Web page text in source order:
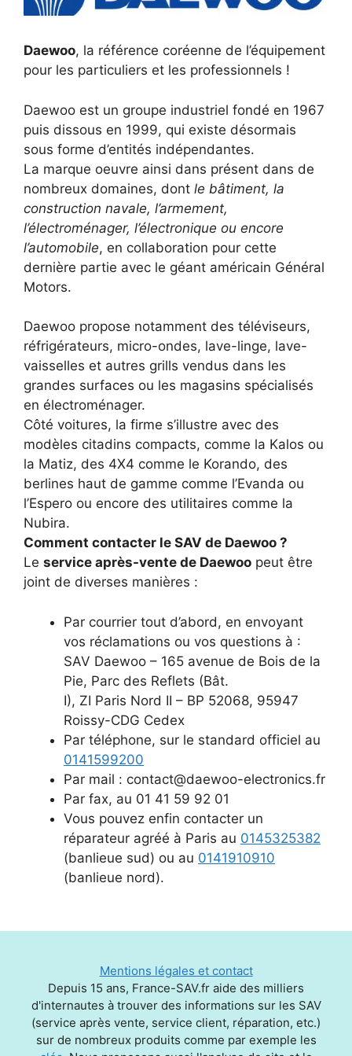
Daewoo, la référence coréenne de l’équipement
pour les particuliers et les professionnels !
Daewoo est un groupe industriel fondé en 1967
puis dissous en 1999, qui existe désormais
sous forme d’entités indépendantes.
La marque oeuvre ainsi dans présent dans de
nombreux domaines, dont le bâtiment, la
construction navale, l’armement,
l’électroménager, l’électronique ou encore
l’automobile, en collaboration pour cette
dernière partie avec le géant américain Général
Motors.
Daewoo propose notamment des téléviseurs,
réfrigérateurs, micro-ondes, lave-linge, lave-
vaisselles et autres grills vendus dans les
grandes surfaces ou les magasins spécialisés
en électroménager.
Côté voitures, la firme s’illustre avec des
modèles citadins compacts, comme la Kalos ou
la Matiz, des 4X4 comme le Korando, des
berlines haut de gamme comme l’Evanda ou
l’Espero ou encore des utilitaires comme la
Nubira.
Comment contacter le SAV de Daewoo ?
Le service après-vente de Daewoo peut être
joint de diverses manières :
Par courrier tout d’abord, en envoyant
vos réclamations ou vos questions à :
SAV Daewoo – 165 avenue de Bois de la
Pie, Parc des Reflets (Bât.
I), ZI Paris Nord II – BP 52068, 95947
Roissy-CDG Cedex
Par téléphone, sur le standard officiel au
0141599200
Par mail : contact@daewoo-electronics.fr
Par fax, au 01 41 59 92 01
Vous pouvez enfin contacter un
réparateur agréé à Paris au 0145325382
(banlieue sud) ou au 0141910910
(banlieue nord).
Mentions légales et contact
Depuis 15 ans, France-SAV.fr aide des milliers
d'internautes à trouver des informations sur les SAV
(service après vente, service client, réparation, etc.)
sur de nombreux produits comme par exemple les